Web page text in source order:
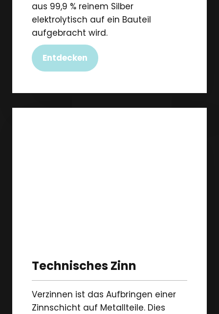
aus 99,9 % reinem Silber
elektrolytisch auf ein Bauteil
aufgebracht wird.
Entdecken
Technisches Zinn
Verzinnen ist das Aufbringen einer
Zinnschicht auf Metallteile. Dies